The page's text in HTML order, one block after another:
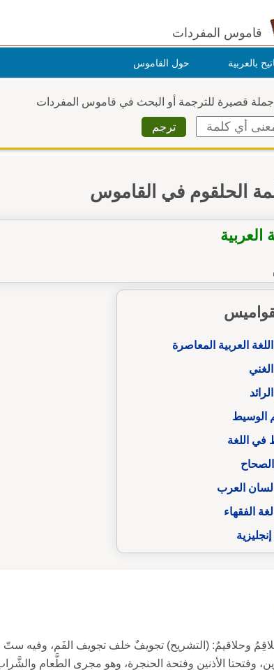
قاموس المفردات
بالعربية حول القاموس
جملة قصيرة للترجمة أو البحث في قاموس المفردات
الحلقوم في القاموس
العربية
العربية المعاصرة
الوسيط
في اللغة
العرب
الفقهاء
وحلاقيمُ: (التشريح) تجويفٌ خلف تجويف الفَم، وفيه ستّ
وفتحتا الأذنين وفتحة الحنجرة، وهو مجرى الطَّعام